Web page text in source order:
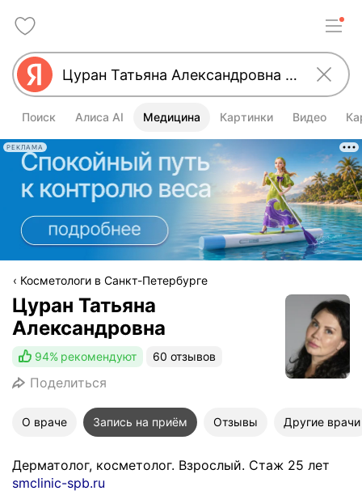
Поиск Алиса AI Медицина Картинки Видео
РЕКЛАМА
Косметологи в Санкт-Петербурге
Цуран Татьяна
Александровна
94% рекомендуют 60 отзывов
Поделиться
О враче Запись на приём Отзывы Другие врачи
Дерматолог, косметолог. Взрослый. Стаж 25 лет
smclinic-spb.ru